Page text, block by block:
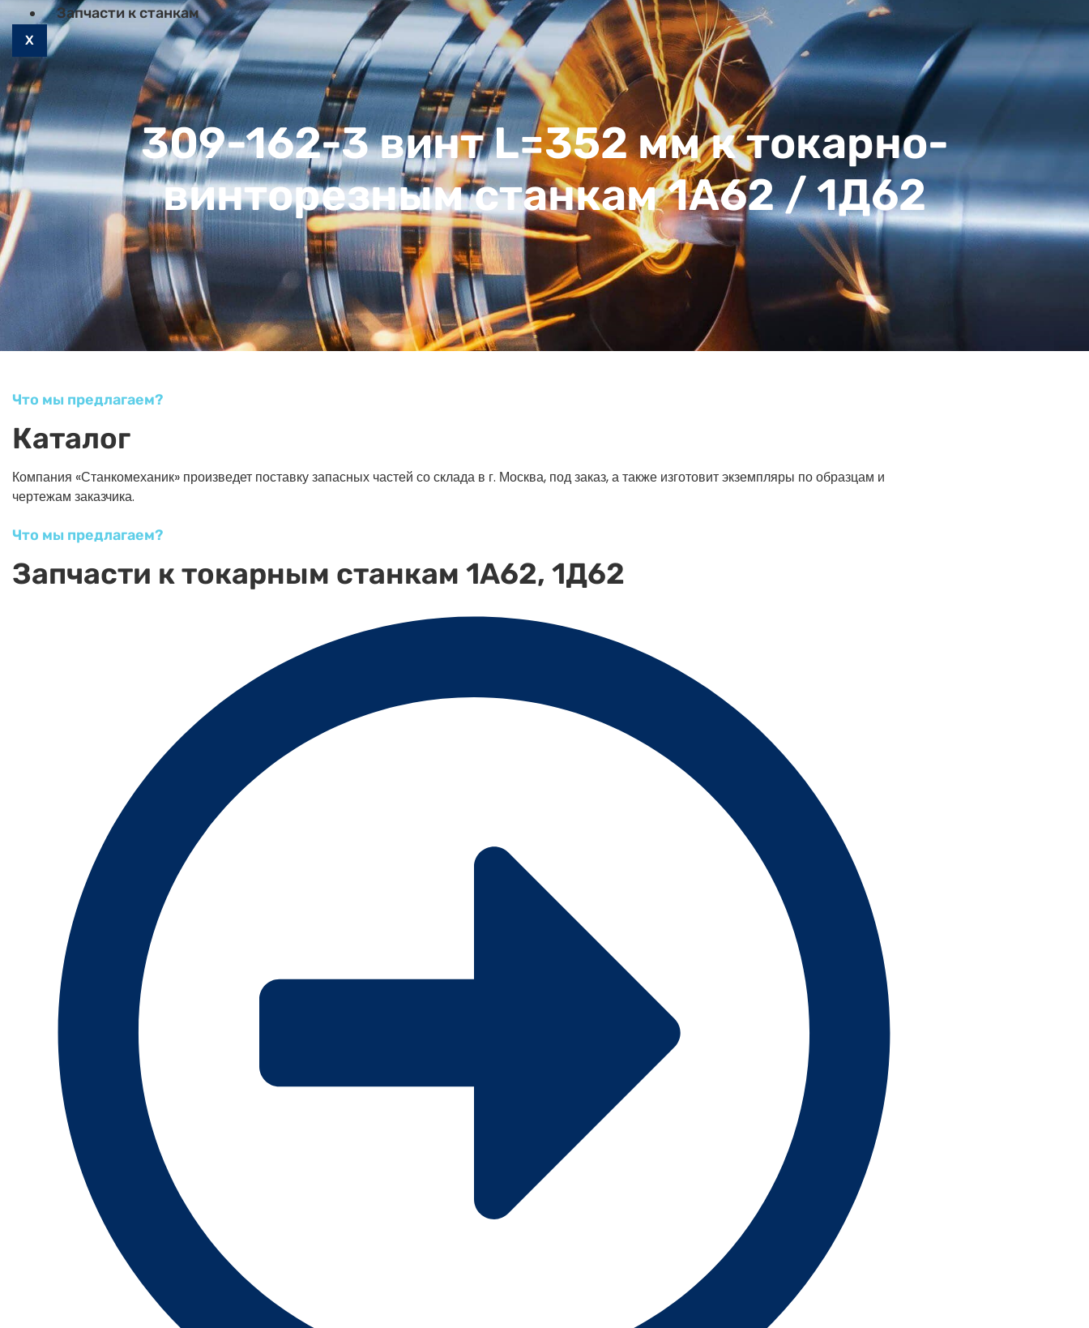
Запчасти к станкам
X
309-162-3 винт L=352 мм к токарно-
винторезным станкам 1А62 / 1Д62
Что мы предлагаем?
Каталог
Компания «Станкомеханик» произведет поставку запасных частей со склада в г. Москва, под заказ, а также изготовит экземпляры по образцам и
чертежам заказчика.
Что мы предлагаем?
Запчасти к токарным станкам 1А62, 1Д62